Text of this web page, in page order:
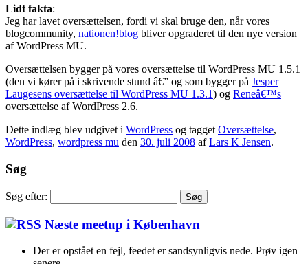
Lidt fakta:
Jeg har lavet oversættelsen, fordi vi skal bruge den, når vores
blogcommunity, nationen!blog bliver opgraderet til den nye version
af WordPress MU.
Oversættelsen bygger på vores oversættelse til WordPress MU 1.5.1
(den vi kører på i skrivende stund â€” og som bygger på Jesper
Laugesens oversættelse til WordPress MU 1.3.1) og Reneâ€™s
oversættelse af WordPress 2.6.
Dette indlæg blev udgivet i WordPress og taggetOversættelse,
WordPress, wordpress mu den 30. juli 2008 afLars K Jensen.
Søg
Søg efter:
Næste meetup i København
Der er opstået en fejl, feedet er sandsynligvis nede. Prøv igen